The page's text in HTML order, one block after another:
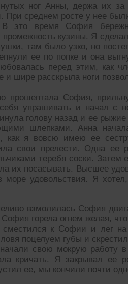
ног Анны, держа их за
При среднем росте у нее
В это время София
кузины. Я
там было узко, но
ее по попке и она
перед этим, как
шире расскрыла ноги
прошептала София,
упрашивать и начал с
голову назад и ее
шлепками. Анна
как я вовсю имею ее
свои прелести. Одна ее
теребя соски. Затем
их посасывать. Высшее
море удовольствия. Я
взмолилась София
горела огнем желая,
сместился к Софии и лег
поцелуем губы и
свою мокрую работу
кричать. Я закрывал ее
ее, мы кончили почти